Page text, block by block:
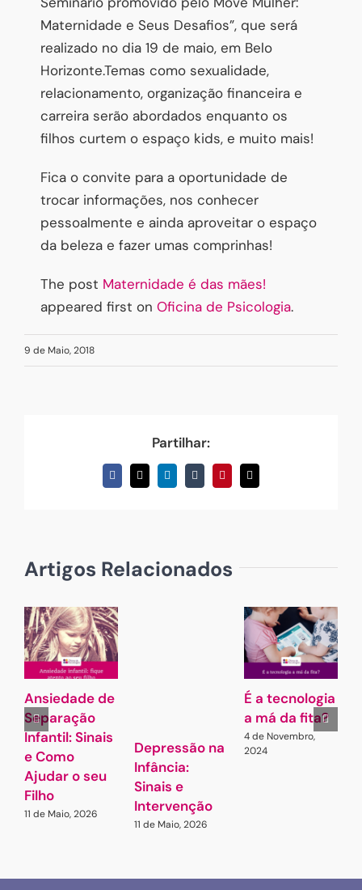
Maternidade e Seus Desafios”, que será
realizado no dia 19 de maio, em Belo
Horizonte.Temas como sexualidade,
relacionamento, organização financeira e
carreira serão abordados enquanto os
filhos curtem o espaço kids, e muito mais!
Fica o convite para a oportunidade de
trocar informações, nos conhecer
pessoalmente e ainda aproveitar o espaço
da beleza e fazer umas comprinhas!
The post Maternidade é das mães!
appeared first on Oficina de Psicologia.
9 de Maio, 2018
Partilhar:
Facebook
X LinkedInTumblrPinterestEmail
(necessário
Artigos Relacionados
Ansiedade de
Separação
Infantil: Sinais
e Como
Ajudar o seu
Filho
11 de Maio, 2026
Depressão na
Infância:
Sinais e
Intervenção
11 de Maio, 2026
É a tecnologia
a má da fita?
4 de Novembro,
2024